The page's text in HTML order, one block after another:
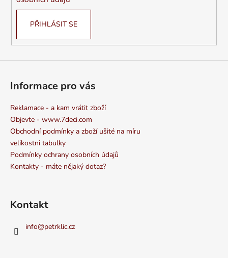
PŘIHLÁSIT SE
Informace pro vás
Reklamace - a kam vrátit zboží
Objevte - www.7deci.com
Obchodní podmínky a zboží ušité na míru
velikostni tabulky
Podmínky ochrany osobních údajů
Kontakty - máte nějaký dotaz?
Kontakt
info@petrklic.cz